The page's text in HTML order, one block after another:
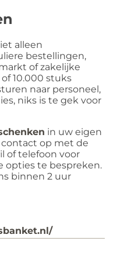
alleen
bestellingen,
of zakelijke
10.000 stuks
naar personeel,
niks is te gek voor
in uw eigen
op met de
of telefoon voor
opties te bespreken.
binnen 2 uur